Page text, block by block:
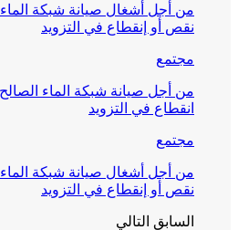
من أجل أشغال صيانة شبكة
نقص أو إنقطاع في التزويد
مجتمع
من أجل صيانة شبكة الماء
انقطاع في التزويد
مجتمع
من أجل أشغال صيانة شبكة
نقص أو إنقطاع في التزويد
السابق التالي